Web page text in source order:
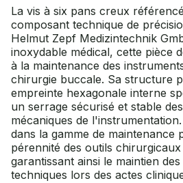
La vis à six pans creux
composant technique de
Helmut Zepf Medizintechnik
inoxydable médical, cette pièce
à la maintenance des
chirurgie buccale. Sa structure
empreinte hexagonale interne
un serrage sécurisé et stable
mécaniques de
dans la gamme de maintenance
pérennité des outils
garantissant ainsi le maintien
techniques lors des actes